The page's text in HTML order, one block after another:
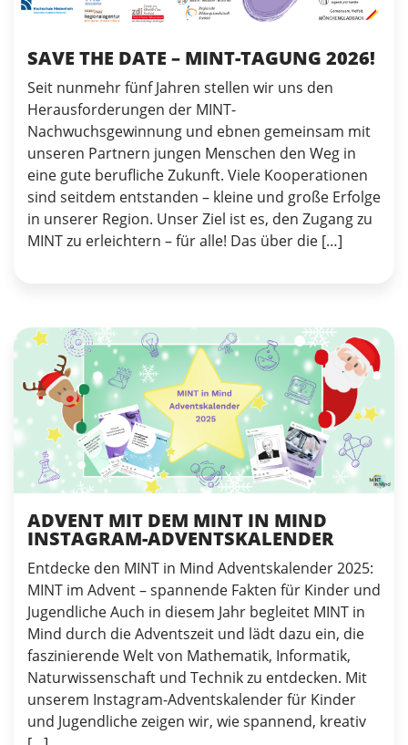
SAVE THE DATE – MINT-TAGUNG 2026!
Seit nunmehr fünf Jahren stellen wir uns den
Herausforderungen der MINT-
Nachwuchsgewinnung und ebnen gemeinsam mit
unseren Partnern jungen Menschen den Weg in
eine gute berufliche Zukunft. Viele Kooperationen
sind seitdem entstanden – kleine und große Erfolge
in unserer Region. Unser Ziel ist es, den Zugang zu
MINT zu erleichtern – für alle! Das über die […]
ADVENT MIT DEM MINT IN MIND
INSTAGRAM-ADVENTSKALENDER
Entdecke den MINT in Mind Adventskalender 2025:
MINT im Advent – spannende Fakten für Kinder und
Jugendliche Auch in diesem Jahr begleitet MINT in
Mind durch die Adventszeit und lädt dazu ein, die
faszinierende Welt von Mathematik, Informatik,
Naturwissenschaft und Technik zu entdecken. Mit
unserem Instagram-Adventskalender für Kinder
und Jugendliche zeigen wir, wie spannend, kreativ